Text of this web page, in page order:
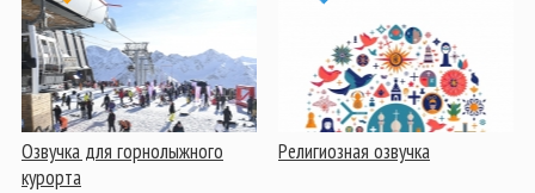
Озвучка для горнолыжного
курорта
Религиозная озвучка